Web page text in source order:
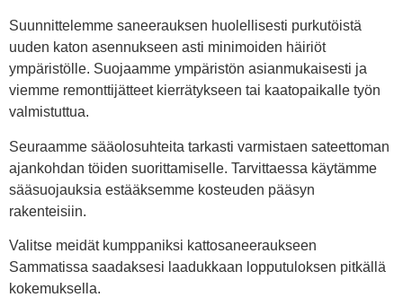
Suunnittelemme saneerauksen huolellisesti purkutöistä
uuden katon asennukseen asti minimoiden häiriöt
ympäristölle. Suojaamme ympäristön asianmukaisesti ja
viemme remonttijätteet kierrätykseen tai kaatopaikalle työn
valmistuttua.
Seuraamme sääolosuhteita tarkasti varmistaen sateettoman
ajankohdan töiden suorittamiselle. Tarvittaessa käytämme
sääsuojauksia estääksemme kosteuden pääsyn
rakenteisiin.
Valitse meidät kumppaniksi kattosaneeraukseen
Sammatissa saadaksesi laadukkaan lopputuloksen pitkällä
kokemuksella.